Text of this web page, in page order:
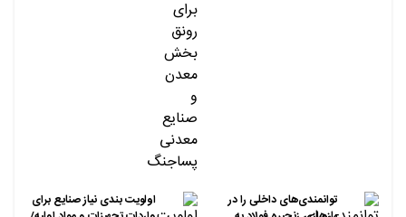
توانمندی‌های داخلی را در
اولویت بندی نیاز صنایع برای